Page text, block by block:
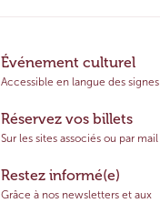
Événement culturel
Accessible en langue des signes
Réservez vos billets
Sur les sites associés ou par mail
Restez informé(e)
Grâce à nos newsletters et aux